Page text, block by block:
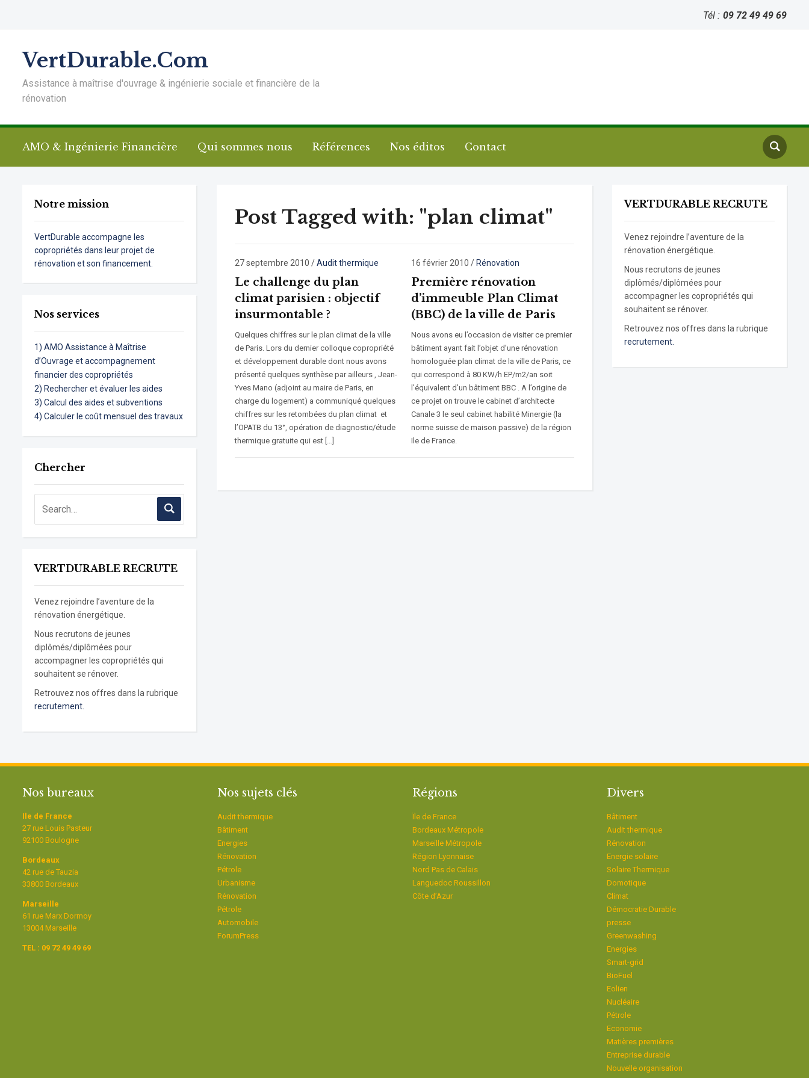
Tél : 09 72 49 49 69
VertDurable.Com
Assistance à maîtrise d'ouvrage & ingénierie sociale et financière de la
rénovation
AMO & Ingénierie Financière Qui sommes nous Références Nos éditos Contact
Notre mission
VertDurable accompagne les
copropriétés dans leur projet de
rénovation et son financement.
Nos services
1) AMO Assistance à Maîtrise
d’Ouvrage et accompagnement
financier des copropriétés
2) Rechercher et évaluer les aides
3) Calcul des aides et subventions
4) Calculer le coût mensuel des travaux
Chercher
VERTDURABLE RECRUTE
Venez rejoindre l’aventure de la
rénovation énergétique.
Nous recrutons de jeunes
diplômés/diplômées pour
accompagner les copropriétés qui
souhaitent se rénover.
Retrouvez nos offres dans la rubrique
recrutement.
Post Tagged with: "plan climat"
27 septembre 2010 /Audit thermique
Le challenge du plan
climat parisien : objectif
insurmontable ?
Quelques chiffres sur le plan climat de la ville
de Paris. Lors du dernier colloque copropriété
et développement durable dont nous avons
présenté quelques synthèse par ailleurs , Jean-
Yves Mano (adjoint au maire de Paris, en
charge du logement) a communiqué quelques
chiffres sur les retombées du plan climat et
l’OPATB du 13°, opération de diagnostic/étude
thermique gratuite qui est […]
16 février 2010 / Rénovation
Première rénovation
d’immeuble Plan Climat
(BBC) de la ville de Paris
Nous avons eu l’occasion de visiter ce premier
bâtiment ayant fait l’objet d’une rénovation
homologuée plan climat de la ville de Paris, ce
qui correspond à 80 KW/h EP/m2/an soit
l’équivalent d’un bâtiment BBC . A l’origine de
ce projet on trouve le cabinet d’architecte
Canale 3 le seul cabinet habilité Minergie (la
norme suisse de maison passive) de la région
Ile de France.
VERTDURABLE RECRUTE
Venez rejoindre l’aventure de la
rénovation énergétique.
Nous recrutons de jeunes
diplômés/diplômées pour
accompagner les copropriétés qui
souhaitent se rénover.
Retrouvez nos offres dans la rubrique
recrutement.
Nos bureaux
Ile de France
27 rue Louis Pasteur
92100 Boulogne
Bordeaux
42 rue de Tauzia
33800 Bordeaux
Marseille
61 rue Marx Dormoy
13004 Marseille
TEL : 09 72 49 49 69
Nos sujets clés
Audit thermique
Bâtiment
Energies
Rénovation
Pétrole
Urbanisme
Rénovation
Pétrole
Automobile
ForumPress
Régions
Ïle de France
Bordeaux Métropole
Marseille Métropole
Région Lyonnaise
Nord Pas de Calais
Languedoc Roussillon
Côte d’Azur
Divers
Bâtiment
Audit thermique
Rénovation
Energie solaire
Solaire Thermique
Domotique
Climat
Démocratie Durable
presse
Greenwashing
Energies
Smart-grid
BioFuel
Eolien
Nucléaire
Pétrole
Economie
Matières premières
Entreprise durable
Nouvelle organisation